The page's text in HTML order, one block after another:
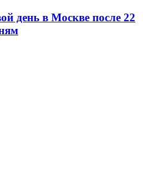
день в Москве после 22